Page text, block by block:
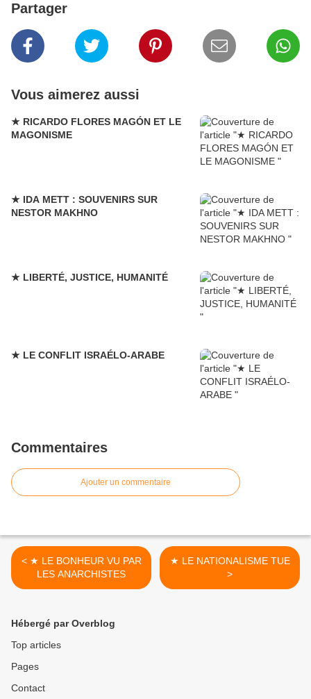
Partager
Vous aimerez aussi
★ RICARDO FLORES MAGÓN ET LE
MAGONISME
★ IDA METT : SOUVENIRS SUR
NESTOR MAKHNO
★ LIBERTÉ, JUSTICE, HUMANITÉ
★ LE CONFLIT ISRAÉLO-ARABE
Commentaires
Ajouter un commentaire
< ★ LE BONHEUR VU PAR
LES ANARCHISTES
★ LE NATIONALISME TUE
>
Hébergé par Overblog
Top articles
Pages
Contact